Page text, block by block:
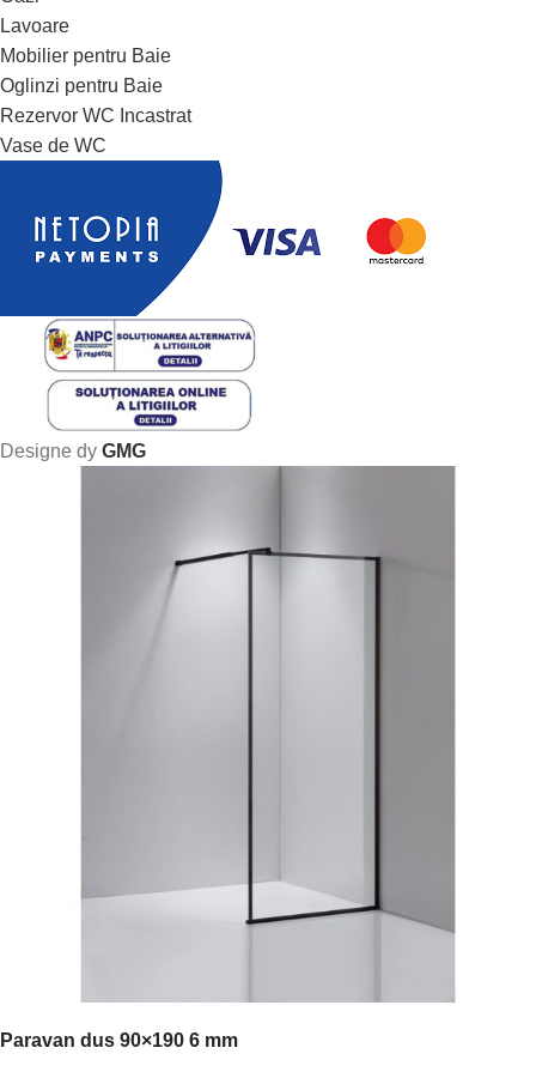
Lavoare
Mobilier pentru Baie
Oglinzi pentru Baie
Rezervor WC Incastrat
Vase de WC
Designe dy GMG
Paravan dus 90×190 6 mm